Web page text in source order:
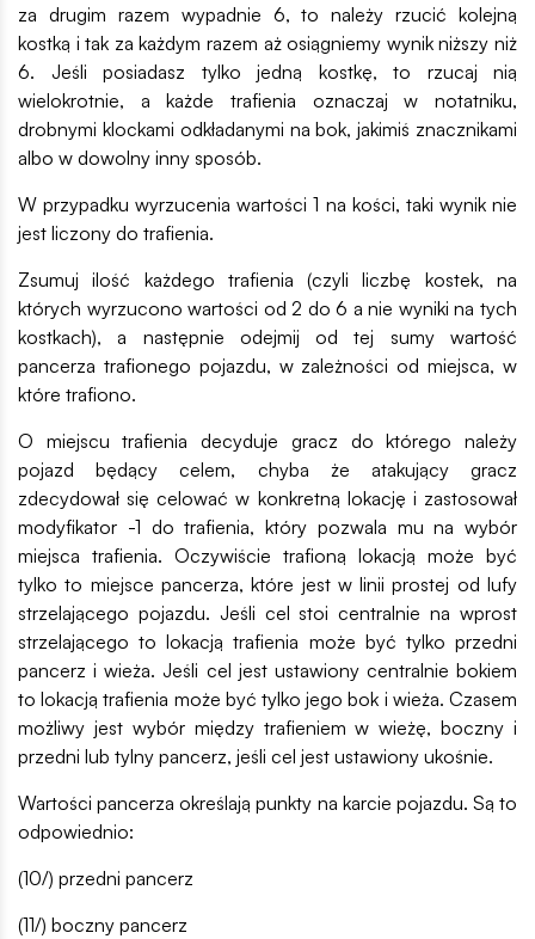
za drugim razem wypadnie 6, to należy rzucić kolejną
kostką i tak za każdym razem aż osiągniemy wynik niższy niż
6. Jeśli posiadasz tylko jedną kostkę, to rzucaj nią
wielokrotnie, a każde trafienia oznaczaj w notatniku,
drobnymi klockami odkładanymi na bok, jakimiś znacznikami
albo w dowolny inny sposób.
W przypadku wyrzucenia wartości 1 na kości, taki wynik nie
jest liczony do trafienia.
Zsumuj ilość każdego trafienia (czyli liczbę kostek, na
których wyrzucono wartości od 2 do 6 a nie wyniki na tych
kostkach), a następnie odejmij od tej sumy wartość
pancerza trafionego pojazdu, w zależności od miejsca, w
które trafiono.
O miejscu trafienia decyduje gracz do którego należy
pojazd będący celem, chyba że atakujący gracz
zdecydował się celować w konkretną lokację i zastosował
modyfikator -1 do trafienia, który pozwala mu na wybór
miejsca trafienia. Oczywiście trafioną lokacją może być
tylko to miejsce pancerza, które jest w linii prostej od lufy
strzelającego pojazdu. Jeśli cel stoi centralnie na wprost
strzelającego to lokacją trafienia może być tylko przedni
pancerz i wieża. Jeśli cel jest ustawiony centralnie bokiem
to lokacją trafienia może być tylko jego bok i wieża. Czasem
możliwy jest wybór między trafieniem w wieżę, boczny i
przedni lub tylny pancerz, jeśli cel jest ustawiony ukośnie.
Wartości pancerza określają punkty na karcie pojazdu. Są to
odpowiednio:
(10/) przedni pancerz
(11/) boczny pancerz